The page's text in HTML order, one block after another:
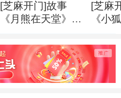
[芝麻开门]故事
《月熊在天堂》
[芝麻
《小